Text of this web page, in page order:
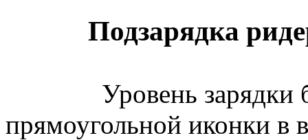
Подзарядка
Уровень зарядки
прямоугольной иконки в